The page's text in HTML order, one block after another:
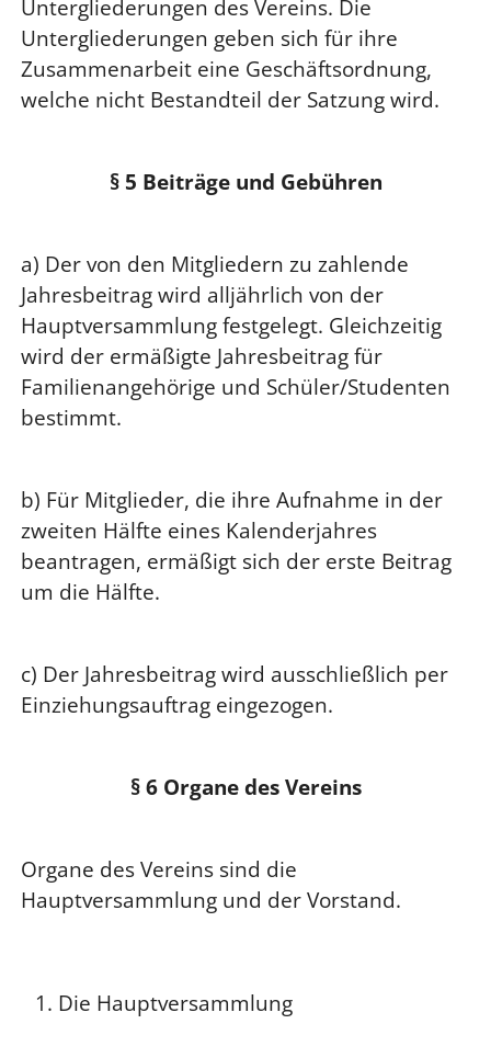
Untergliederungen des Vereins. Die
Untergliederungen geben sich für ihre
Zusammenarbeit eine Geschäftsordnung,
welche nicht Bestandteil der Satzung wird.
§ 5 Beiträge und Gebühren
a) Der von den Mitgliedern zu zahlende
Jahresbeitrag wird alljährlich von der
Hauptversammlung festgelegt. Gleichzeitig
wird der ermäßigte Jahresbeitrag für
Familienangehörige und Schüler/Studenten
bestimmt.
b) Für Mitglieder, die ihre Aufnahme in der
zweiten Hälfte eines Kalenderjahres
beantragen, ermäßigt sich der erste Beitrag
um die Hälfte.
c) Der Jahresbeitrag wird ausschließlich per
Einziehungsauftrag eingezogen.
§ 6 Organe des Vereins
Organe des Vereins sind die
Hauptversammlung und der Vorstand.
Die Hauptversammlung